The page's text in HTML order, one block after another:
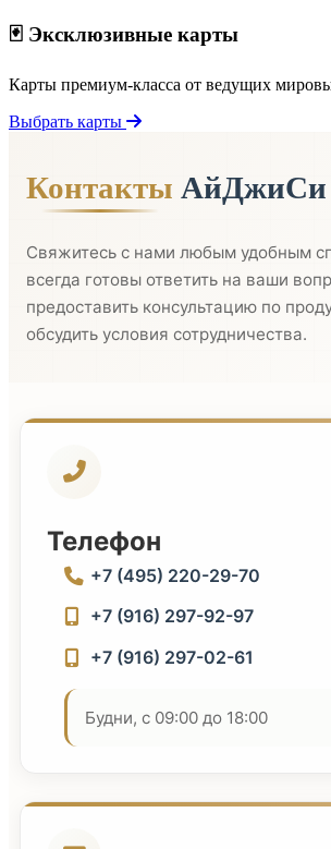
🃏 Эксклюзивные карты
Карты премиум-класса от ведущих
Выбрать карты
КонтактыАйДжиСи
Свяжитесь с нами любым удобным
всегда готовы ответить на ваши
предоставить консультацию по
обсудить условия сотрудничества.
Телефон
+7 (495) 220-29-70
+7 (916) 297-92-97
+7 (916) 297-02-61
Будни, с 09:00 до 18:00